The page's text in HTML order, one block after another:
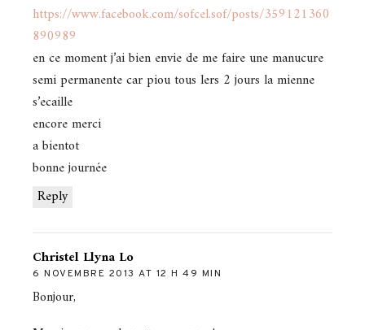
Reply
https://www.facebook.com/sofcel.sof/posts/359121360
890989
en ce moment j’ai bien envie de me faire une manucure
semi permanente car piou tous lers 2 jours la mienne
s’ecaille
encore merci
a bientot
bonne journée
Christel Llyna Lo
6 NOVEMBRE 2013 AT 12 H 49 MIN
Bonjour,